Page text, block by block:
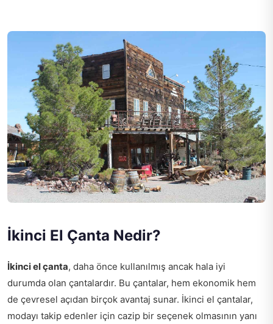
İkinci El Çanta Nedir?
İkinci el çanta, daha önce kullanılmış ancak hala iyi
durumda olan çantalardır. Bu çantalar, hem ekonomik hem
de çevresel açıdan birçok avantaj sunar. İkinci el çantalar,
modayı takip edenler için cazip bir seçenek olmasının yanı